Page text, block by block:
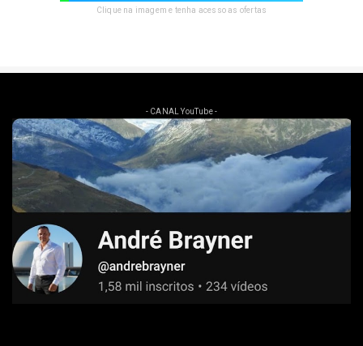
Clique na imagem e tenha acesso as ofertas
- CANAL YouTube -